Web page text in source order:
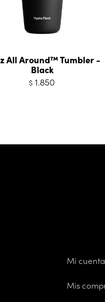
All Around™ Tumbler -
Black
$ 1.850
Mi cuenta
Mis